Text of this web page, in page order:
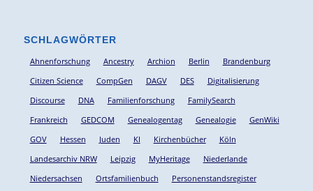
SCHLAGWÖRTER
Ahnenforschung Ancestry Archion Berlin
Brandenburg
Citizen Science
CompGen DAGV DES
Digitalisierung
Discourse
DNA Familienforschung
FamilySearch
Frankreich
GEDCOM Genealogentag Genealogie
GenWiki
GOV
Hessen Juden KI Kirchenbücher
Köln
Landesarchiv NRW
Leipzig MyHeritage
Niederlande
Niedersachsen
Ortsfamilienbuch
Personenstandsregister